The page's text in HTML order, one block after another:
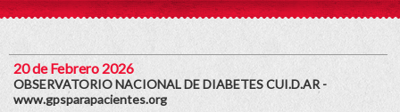
20 de Febrero 2026
OBSERVATORIO NACIONAL DE DIABETES CUI.D.AR -
www.gpsparapacientes.org